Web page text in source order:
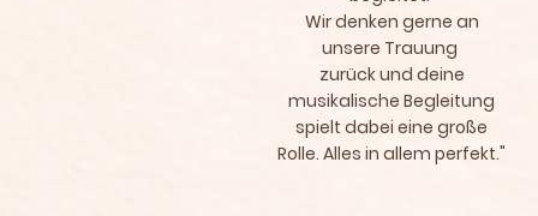
Wir denken gerne an
unsere Trauung
zurück und deine
musikalische Begleitung
spielt dabei eine große
Rolle. Alles in allem perfekt."